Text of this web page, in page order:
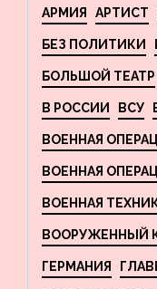
АРМИЯ АРТИСТ
БЕЗ ПОЛИТИКИ
БОЛЬШОЙ ТЕАТР
В РОССИИ ВСУ
ВОЕННАЯ
ВОЕННАЯ
ВОЕННАЯ
ВООРУЖЕННЫЙ
ГЕРМАНИЯ